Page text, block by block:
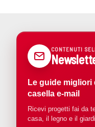
CONTENUTI
Le guide migliori
casella e-mail
Ricevi progetti fai da
casa, il legno e il